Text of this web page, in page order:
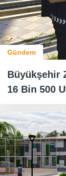
Gündem
Büyükşehir
16 Bin 500